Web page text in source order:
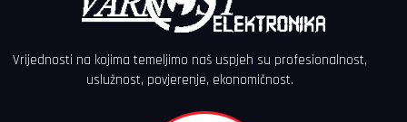
Vrijednosti na kojima temeljimo naš uspjeh su profesionalnost,
uslužnost, povjerenje, ekonomičnost.